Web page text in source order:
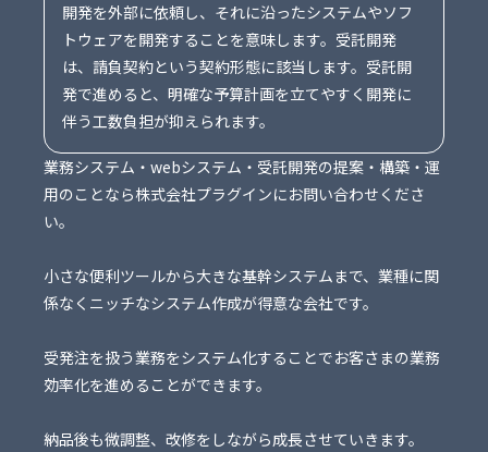
開発を外部に依頼し、それに沿ったシステムやソフ
トウェアを開発することを意味します。受託開発
は、請負契約という契約形態に該当します。受託開
発で進めると、明確な予算計画を立てやすく開発に
伴う工数負担が抑えられます。
業務システム・webシステム・受託開発の提案・構築・運
用のことなら株式会社プラグインにお問い合わせくださ
い。
小さな便利ツールから大きな基幹システムまで、業種に関
係なくニッチなシステム作成が得意な会社です。
受発注を扱う業務をシステム化することでお客さまの業務
効率化を進めることができます。
納品後も微調整、改修をしながら成長させていきます。